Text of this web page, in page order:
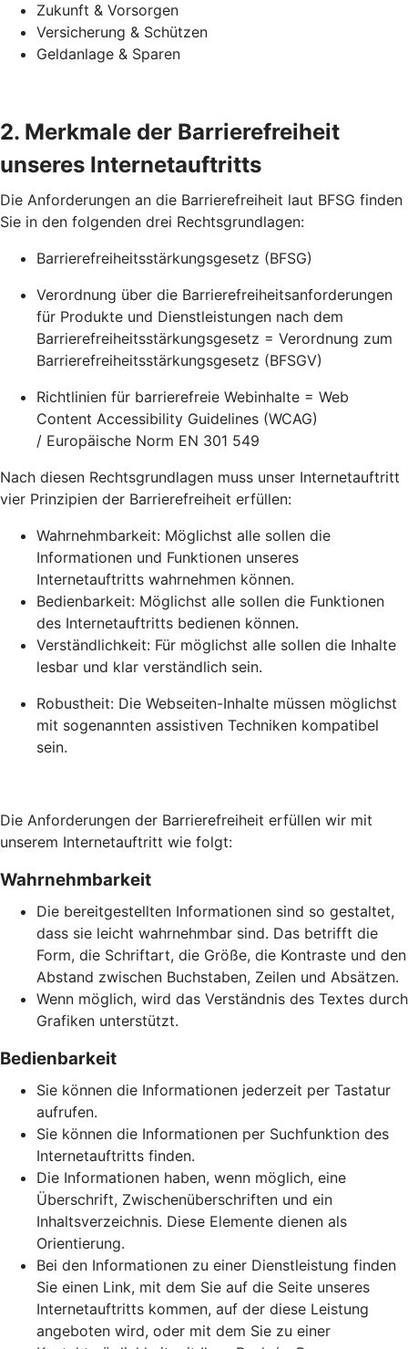
Zukunft & Vorsorgen
Versicherung & Schützen
Geldanlage & Sparen
2. Merkmale der Barrierefreiheit
unseres Internetauftritts
Die Anforderungen an die Barrierefreiheit laut BFSG finden
Sie in den folgenden drei Rechtsgrundlagen:
Barrierefreiheitsstärkungsgesetz (BFSG)
Verordnung über die Barrierefreiheitsanforderungen
für Produkte und Dienstleistungen nach dem
Barrierefreiheitsstärkungsgesetz = Verordnung zum
Barrierefreiheitsstärkungsgesetz (BFSGV)
Richtlinien für barrierefreie Webinhalte = Web
Content Accessibility Guidelines (WCAG)
/ Europäische Norm EN 301 549
Nach diesen Rechtsgrundlagen muss unser Internetauftritt
vier Prinzipien der Barrierefreiheit erfüllen:
Wahrnehmbarkeit: Möglichst alle sollen die
Informationen und Funktionen unseres
Internetauftritts wahrnehmen können.
Bedienbarkeit: Möglichst alle sollen die Funktionen
des Internetauftritts bedienen können.
Verständlichkeit: Für möglichst alle sollen die Inhalte
lesbar und klar verständlich sein.
Robustheit: Die Webseiten-Inhalte müssen möglichst
mit sogenannten assistiven Techniken kompatibel
sein.
Die Anforderungen der Barrierefreiheit erfüllen wir mit
unserem Internetauftritt wie folgt:
Wahrnehmbarkeit
Die bereitgestellten Informationen sind so gestaltet,
dass sie leicht wahrnehmbar sind. Das betrifft die
Form, die Schriftart, die Größe, die Kontraste und den
Abstand zwischen Buchstaben, Zeilen und Absätzen.
Wenn möglich, wird das Verständnis des Textes durch
Grafiken unterstützt.
Bedienbarkeit
Sie können die Informationen jederzeit per Tastatur
aufrufen.
Sie können die Informationen per Suchfunktion des
Internetauftritts finden.
Die Informationen haben, wenn möglich, eine
Überschrift, Zwischenüberschriften und ein
Inhaltsverzeichnis. Diese Elemente dienen als
Orientierung.
Bei den Informationen zu einer Dienstleistung finden
Sie einen Link, mit dem Sie auf die Seite unseres
Internetauftritts kommen, auf der diese Leistung
angeboten wird, oder mit dem Sie zu einer